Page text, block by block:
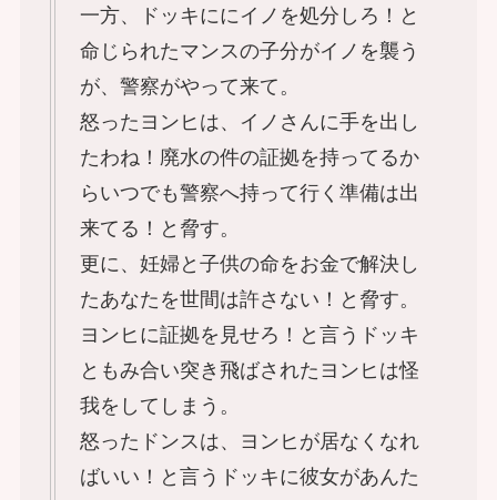
一方、ドッキににイノを処分しろ！と
命じられたマンスの子分がイノを襲う
が、警察がやって来て。
怒ったヨンヒは、イノさんに手を出し
たわね！廃水の件の証拠を持ってるか
らいつでも警察へ持って行く準備は出
来てる！と脅す。
更に、妊婦と子供の命をお金で解決し
たあなたを世間は許さない！と脅す。
ヨンヒに証拠を見せろ！と言うドッキ
ともみ合い突き飛ばされたヨンヒは怪
我をしてしまう。
怒ったドンスは、ヨンヒが居なくなれ
ばいい！と言うドッキに彼女があんた